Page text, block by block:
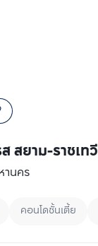
สยาม-ราชเทวี
านคร
คอนโดชั้นเตี้ย
เปรียบเทียบ